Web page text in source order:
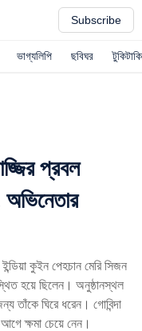
Subscribe
ভাগ্যলিপি ছবিঘর টুকিটাকি
প্রবল
অভিনেতার
কুইন পেহচান মেরি সিজন
হয়ে ছিলেন। অনুষ্ঠানস্থল
তাঁকে ঘিরে ধরেন। গোবিন্দা
ক্ষমা চেয়ে নেন।